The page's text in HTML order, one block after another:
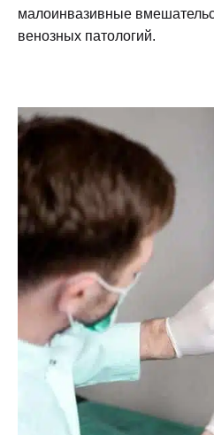
малоинвазивные
венозных патологий.